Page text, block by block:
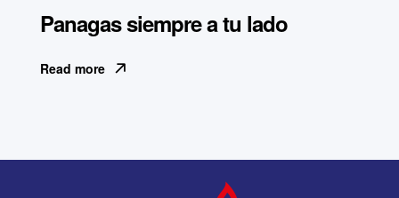
Panagas siempre a tu lado
Read more